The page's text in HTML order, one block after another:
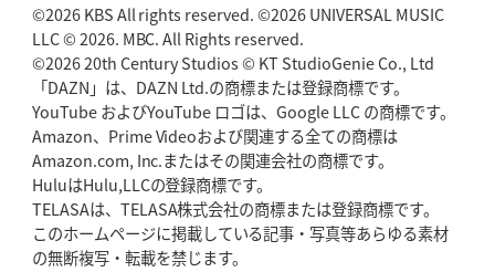
©2026 KBS All rights reserved. ©2026 UNIVERSAL MUSIC
LLC © 2026. MBC. All Rights reserved.
©2026 20th Century Studios © KT StudioGenie Co., Ltd
「DAZN」は、DAZN Ltd.の商標または登録商標です。
YouTube およびYouTube ロゴは、Google LLC の商標です。
Amazon、Prime Videoおよび関連する全ての商標は
Amazon.com, Inc.またはその関連会社の商標です。
HuluはHulu,LLCの登録商標です。
TELASAは、TELASA株式会社の商標または登録商標です。
このホームページに掲載している記事・写真等あらゆる素材
の無断複写・転載を禁じます。